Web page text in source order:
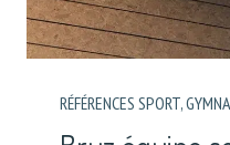
RÉFÉRENCES SPORT,